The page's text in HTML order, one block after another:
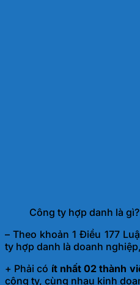
Công ty hợp danh là gì?
– Theo khoản 1 Điều 177
ty hợp danh là doanh
+ Phải có ít nhất 02 thành
công ty, cùng nhau kinh